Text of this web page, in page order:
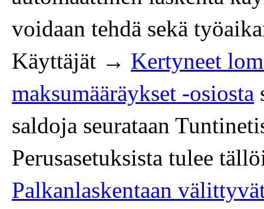
voidaan tehdä sekä
Käyttäjät → Kertyneet
maksumääräykset -osiosta
saldoja seurataan
Perusasetuksista tulee
Palkanlaskentaan